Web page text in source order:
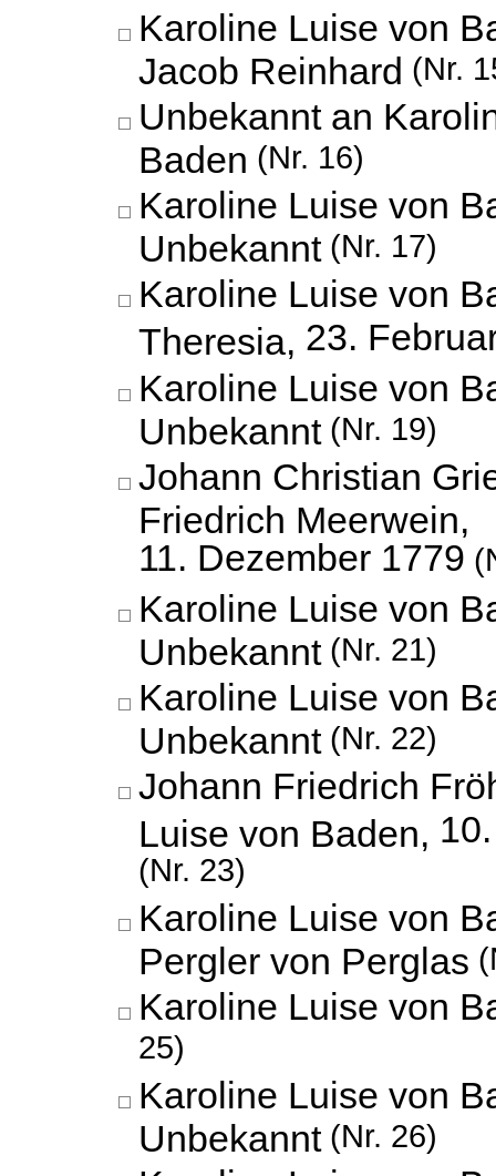
Karoline Luise von
Jacob Reinhard (Nr.
Unbekannt an
Baden (Nr. 16)
Karoline Luise von
Unbekannt (Nr. 17)
Karoline Luise von
Theresia, 23.
Karoline Luise von
Unbekannt (Nr. 19)
Johann Christian
Friedrich Meerwein,
11. Dezember 1779
Karoline Luise von
Unbekannt (Nr. 21)
Karoline Luise von
Unbekannt (Nr. 22)
Johann Friedrich
Luise von Baden,
(Nr. 23)
Karoline Luise von
Pergler von Perglas
Karoline Luise von
25)
Karoline Luise von
Unbekannt (Nr. 26)